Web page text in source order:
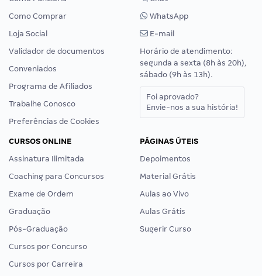
Como Comprar
Loja Social
Validador de documentos
Conveniados
Programa de Afiliados
Trabalhe Conosco
Preferências de Cookies
WhatsApp
E-mail
Horário de atendimento:
segunda a sexta (8h às 20h),
sábado (9h às 13h).
Foi aprovado?
Envie-nos a sua história!
CURSOS ONLINE
Assinatura Ilimitada
Coaching para Concursos
Exame de Ordem
Graduação
Pós-Graduação
Cursos por Concurso
Cursos por Carreira
PÁGINAS ÚTEIS
Depoimentos
Material Grátis
Aulas ao Vivo
Aulas Grátis
Sugerir Curso